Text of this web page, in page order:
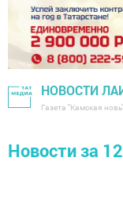
НОВОСТИ
Газета "Камская
Новости за